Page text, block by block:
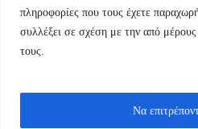
πληροφορίες που τους έχετε
συλλέξει σε σχέση με την από
τους.
Να
Βρείτε μας